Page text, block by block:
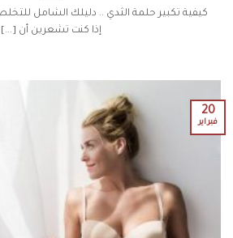
كيفية تكبير حلمة الثدي .. دليلك الشامل
إذا كنت تشعرين أن [...]
20
فبراير